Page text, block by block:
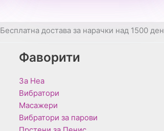
Бесплатна достава за нарачки над 1500 ден
Фаворити
За Неа
Вибратори
Масажери
Вибратори за парови